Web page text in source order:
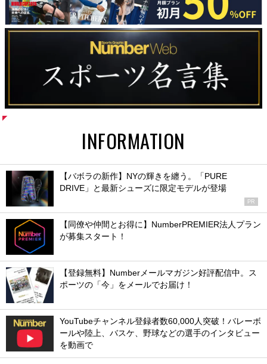
INFORMATION
【バボラの新作】NYの輝きを纏う。「PURE
DRIVE」と最新シューズに限定モデルが登場
PR
【同僚や仲間とお得に】NumberPREMIER法人プラン
が募集スタート！
【登録無料】Numberメールマガジン好評配信中。ス
ポーツの「今」をメールでお届け！
YouTubeチャンネル登録者数60,000人突破！バレーボ
ールや陸上、バスケ、野球などの選手のインタビュー
を動画で